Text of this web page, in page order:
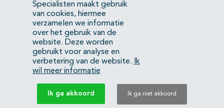
(088) 505 34 34
info@richtlijnendatabase.nl
YouTubeLinkedIn
KvK Federatie Medisch Specialisten:40483480
Privacyverklaring
Specialisten maakt gebruik
van cookies, hiermee
verzamelen we informatie
over het gebruik van de
website. Deze worden
gebruikt voor analyse en
verbetering van de website.
Ik
wil meer informatie
Ik ga akkoord Ik ga niet akkoord